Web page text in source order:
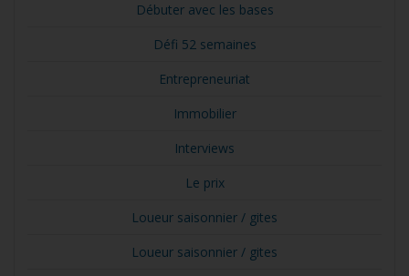
Débuter avec les bases
Défi 52 semaines
Entrepreneuriat
Immobilier
Interviews
Le prix
Loueur saisonnier / gites
Loueur saisonnier / gites